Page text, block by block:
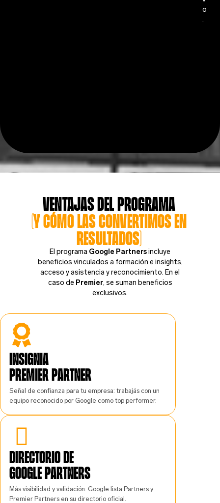
o
.
Ventajas del programa
(y cómo las convertimos en
resultados)
El programa Google Partnersincluye
beneficios vinculados a formación e insights,
acceso y asistencia y reconocimiento. En el
caso de Premier, se suman beneficios
exclusivos.
INSIGNIA
PREMIER PARTNER
Señal de confianza para tu empresa: trabajás con un
equipo reconocido por Google como top performer.
Directorio de
Google Partners
Más visibilidad y validación: Google lista Partners y
Premier Partners en su directorio oficial.